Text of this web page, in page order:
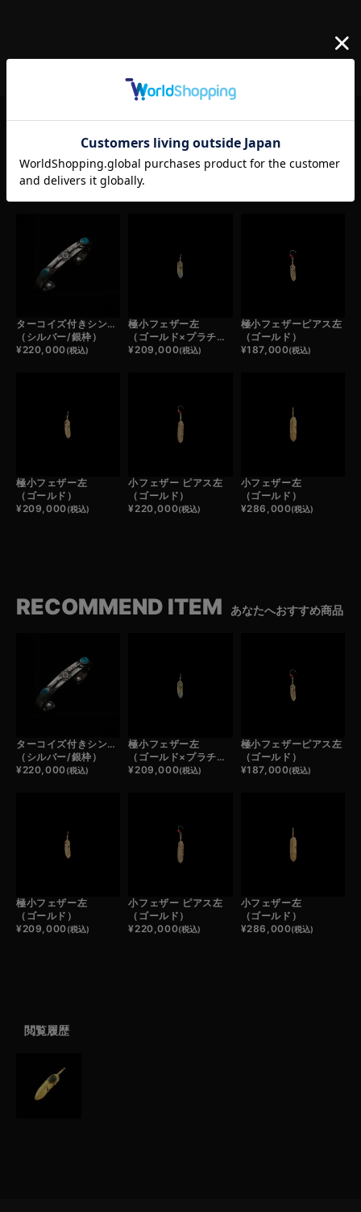
RELATED ITEM
ターコイズ付きシンボルフェザーバングル
（シルバー/銀枠）
¥220,000(税込)
極小フェザー左
（ゴールド×プラチナ）
¥209,000(税込)
極小フェザーピアス左
（ゴールド）
¥187,000(税込)
極小フェザー左
（ゴールド）
¥209,000(税込)
小フェザー ピアス左
（ゴールド）
¥220,000(税込)
小フェザー左
（ゴールド）
¥286,000(税込)
RECOMMEND ITEM あなたへおすすめ商品
ターコイズ付きシンボルフェザーバングル
（シルバー/銀枠）
¥220,000(税込)
極小フェザー左
（ゴールド×プラチナ）
¥209,000(税込)
極小フェザーピアス左
（ゴールド）
¥187,000(税込)
極小フェザー左
（ゴールド）
¥209,000(税込)
小フェザー ピアス左
（ゴールド）
¥220,000(税込)
小フェザー左
（ゴールド）
¥286,000(税込)
閲覧履歴